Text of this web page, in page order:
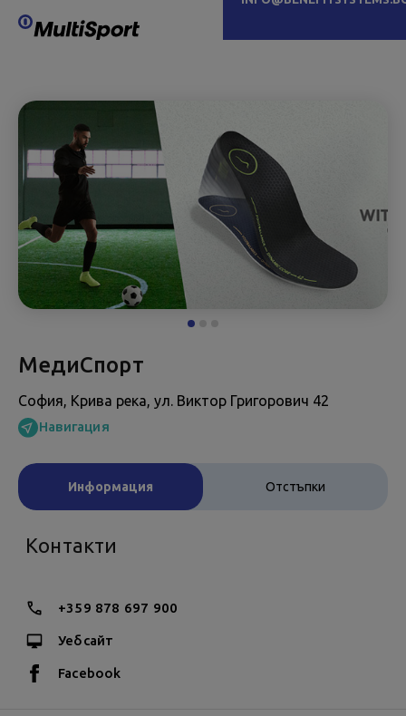
МедиСпорт
София, Крива река, ул. Виктор Григорович 42
Навигация
Информация Отстъпки
Контакти
+359 878 697 900
Уебсайт
Facebook